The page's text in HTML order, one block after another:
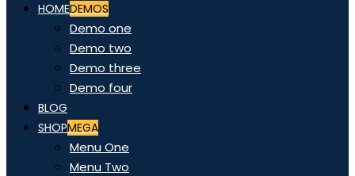
HOMEDEMOS
Demo one
Demo two
Demo three
Demo four
BLOG
SHOPMEGA
Menu One
Menu Two